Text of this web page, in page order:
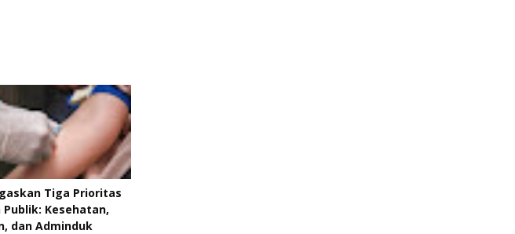
Tiga Prioritas
Publik: Kesehatan,
dan Adminduk